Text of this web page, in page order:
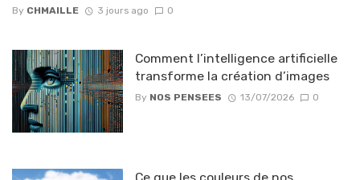
By CHMAILLE 3 jours ago 0
Comment l’intelligence artificielle
transforme la création d’images
By NOS PENSEES 13/07/2026 0